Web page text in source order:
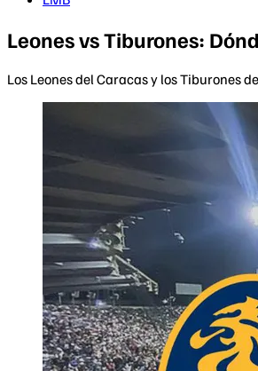
Leones vs Tiburones:
Los Leones del Caracas y los Tiburones